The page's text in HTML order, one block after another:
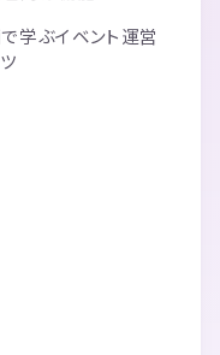
学ぶイベント運営